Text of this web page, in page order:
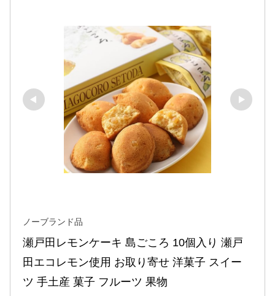
ノーブランド品
瀬戸田レモンケーキ 島ごころ 10個入り 瀬戸
田エコレモン使用 お取り寄せ 洋菓子 スイー
ツ 手土産 菓子 フルーツ 果物